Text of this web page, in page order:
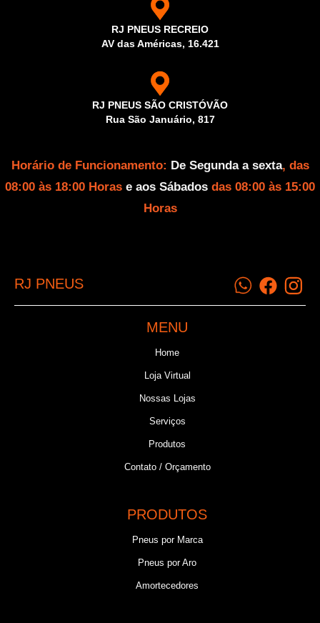
RJ PNEUS RECREIO
AV das Américas, 16.421
RJ PNEUS SÃO CRISTÓVÃO
Rua São Januário, 817
Horário de Funcionamento: De Segunda a sexta, das
08:00 às 18:00 Horas e aos Sábados das 08:00 às 15:00
Horas
RJ PNEUS
MENU
Home
Loja Virtual
Nossas Lojas
Serviços
Produtos
Contato / Orçamento
PRODUTOS
Pneus por Marca
Pneus por Aro
Amortecedores